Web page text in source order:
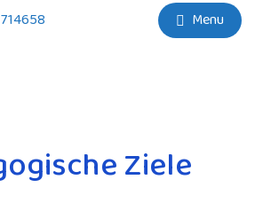
Menu
Ziele